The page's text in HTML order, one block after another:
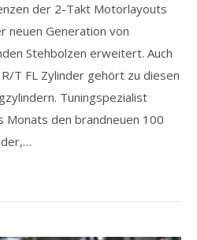
der 2-Takt Motorlayouts
neuen Generation von
Stehbolzen erweitert. Auch
T FL Zylinder gehört zu diesen
Tuningspezialist
den brandneuen 100